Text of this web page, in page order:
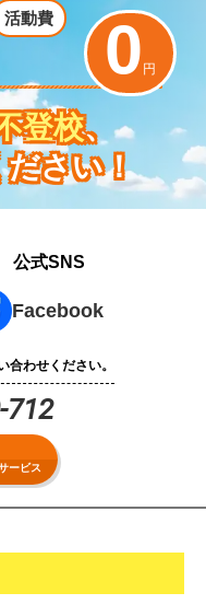
活動費 0 円
登校、
さい！
公式SNS
Facebook
合わせください。
712
ービス